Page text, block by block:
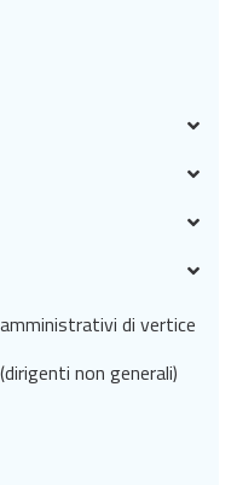
di vertice
non generali)